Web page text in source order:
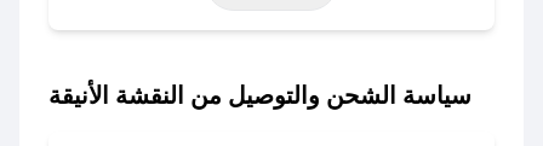
حتى عروض خاصة أخرى.
### كيف تحصل على كود خصم من النقشة الأنيقة؟
باستخدام تطبيق صحصح، يمكنك العثور بسهولة على
سياسة الشحن والتوصيل من النقشة الأنيقة